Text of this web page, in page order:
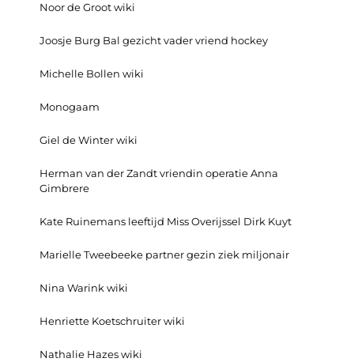
Noor de Groot wiki
Joosje Burg Bal gezicht vader vriend hockey
Michelle Bollen wiki
Monogaam
Giel de Winter wiki
Herman van der Zandt vriendin operatie Anna
Gimbrere
Kate Ruinemans leeftijd Miss Overijssel Dirk Kuyt
Marielle Tweebeeke partner gezin ziek miljonair
Nina Warink wiki
Henriette Koetschruiter wiki
Nathalie Hazes wiki